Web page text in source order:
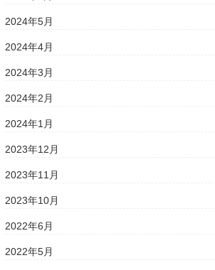
2024年5月
2024年4月
2024年3月
2024年2月
2024年1月
2023年12月
2023年11月
2023年10月
2022年6月
2022年5月